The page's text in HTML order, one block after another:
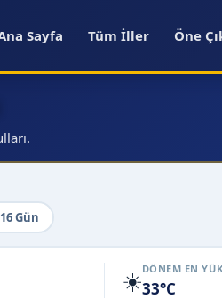
Sayfa Tüm İller Öne
16 Gün
☀️DÖNEM EN
33°C